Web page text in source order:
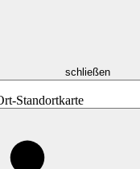
schließen
Standortkarte